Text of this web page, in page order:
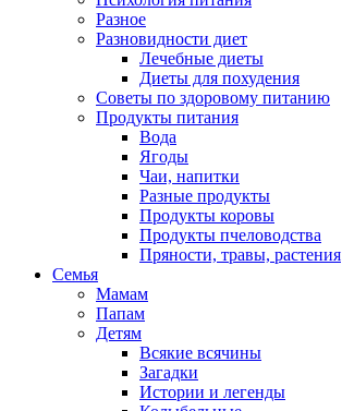
Разное
Разновидности диет
Лечебные диеты
Диеты для похудения
Советы по здоровому питанию
Продукты питания
Вода
Ягоды
Чаи, напитки
Разные продукты
Продукты коровы
Продукты пчеловодства
Пряности, травы, растения
Семья
Мамам
Папам
Детям
Всякие всячины
Загадки
Истории и легенды